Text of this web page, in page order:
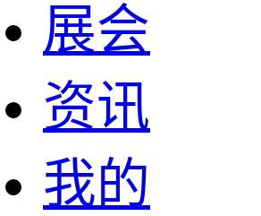
展会
资讯
我的